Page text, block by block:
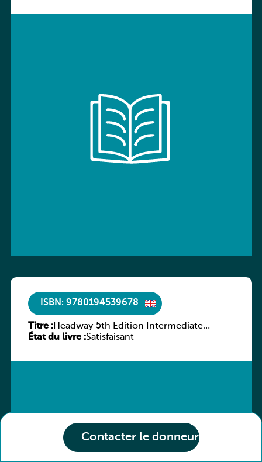
Contacter le donneur
ISBN: 9780194539678
Titre :Headway 5th Edition Intermediate
Workbook without key
État du livre :Satisfaisant